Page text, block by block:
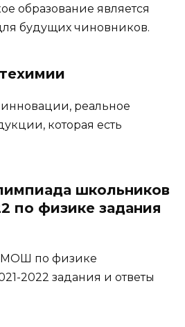
образование является
будущих чиновников.
реальное
которая есть
школьников
по физике задания
МОШ по физике
2022 задания и ответы